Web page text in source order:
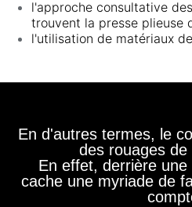
l'approche consultative
trouvent la presse plieuse
l'utilisation de matériaux
En d'autres termes, le
des rouages de
En effet, derrière
cache une myriade de